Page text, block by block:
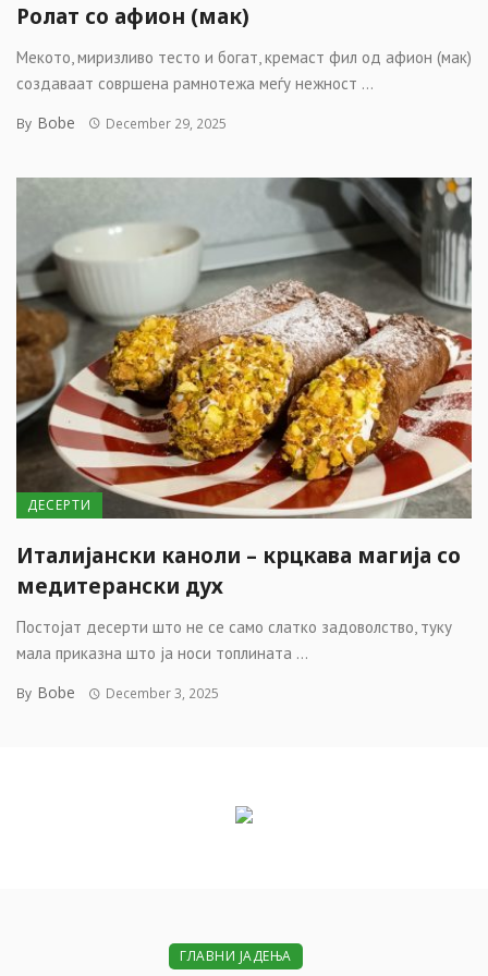
Ролат со афион (мак)
Мекото, миризливо тесто и богат, кремаст фил од афион (мак)
создаваат совршена рамнотежа меѓу нежност ...
By Bobe December 29, 2025
ДЕСЕРТИ
Италијански каноли – крцкава магија со
медитерански дух
Постојат десерти што не се само слатко задоволство, туку
мала приказна што ја носи топлината ...
By Bobe December 3, 2025
ГЛАВНИ ЈАДЕЊА